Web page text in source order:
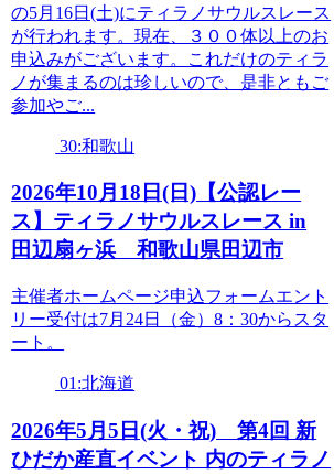
の5月16日(土)にティラノサウルスレース
が行われます。現在、３００体以上のお
申込みがございます。これだけのティラ
ノが集まるのは珍しいので、是非ともご
参加やご...
30:和歌山
2026年10月18日(日)【公認レー
ス】ティラノサウルスレース in
田辺扇ヶ浜 和歌山県田辺市
主催者ホームページ申込フォームエント
リー受付は7月24日（金）8：30からスタ
ート。
01:北海道
2026年5月5日(火・祝) 第4回 新
ひだか産直イベント 内のティラノ